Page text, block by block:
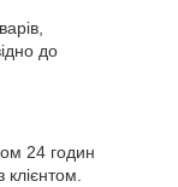
до
24 годин
клієнтом.